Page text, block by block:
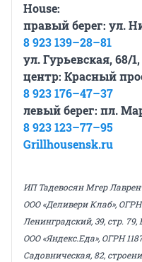
House:
правый берег: ул.
8 923 139–28–81
ул. Гурьевская, 68/
центр: Красный
8 923 176–47–37
левый берег: пл.
8 923 123–77–95
Grillhousensk.ru
ИП Тадевосян Мгер
ООО «Деливери Клаб»,
Ленинградский, 39, стр.
ООО «Яндекс.Еда», ОГРН
Садовническая, 82,